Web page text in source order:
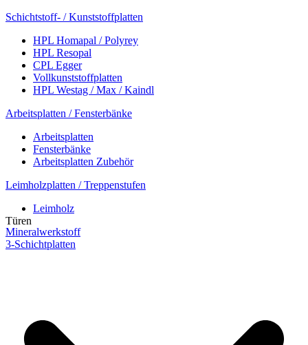
Schichtstoff- / Kunststoffplatten
HPL Homapal / Polyrey
HPL Resopal
CPL Egger
Vollkunststoffplatten
HPL Westag / Max / Kaindl
Arbeitsplatten / Fensterbänke
Arbeitsplatten
Fensterbänke
Arbeitsplatten Zubehör
Leimholzplatten / Treppenstufen
Leimholz
Mineralwerkstoff
3-Schichtplatten
Türen